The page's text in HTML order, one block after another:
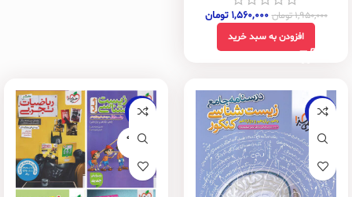
۱,۹۵۰,۰۰۰تومان ۱,۵۶۰,۰۰۰ تومان
افزودن به سبد خرید
-20%
-23%
فروخته